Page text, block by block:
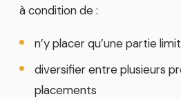
à condition de :
n’y placer qu’une partie
diversifier entre plusieurs
placements